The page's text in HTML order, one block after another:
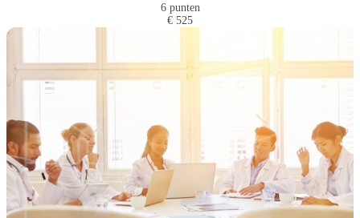
6 punten
€ 525